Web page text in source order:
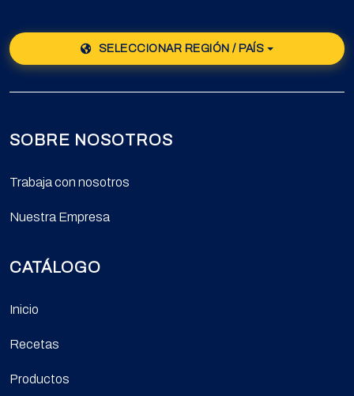
SELECCIONAR REGIÓN / PAÍS
SOBRE NOSOTROS
Trabaja con nosotros
Nuestra Empresa
CATÁLOGO
Inicio
Recetas
Productos